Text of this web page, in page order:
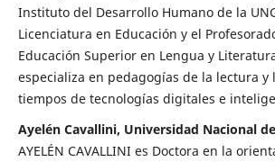
Instituto del Desarrollo Humano de la
Licenciatura en Educación y el
Educación Superior en Lengua y
especializa en pedagogías de la lectura y
tiempos de tecnologías digitales e
Ayelén Cavallini, Universidad Nacional
AYELÉN CAVALLINI es Doctora en la